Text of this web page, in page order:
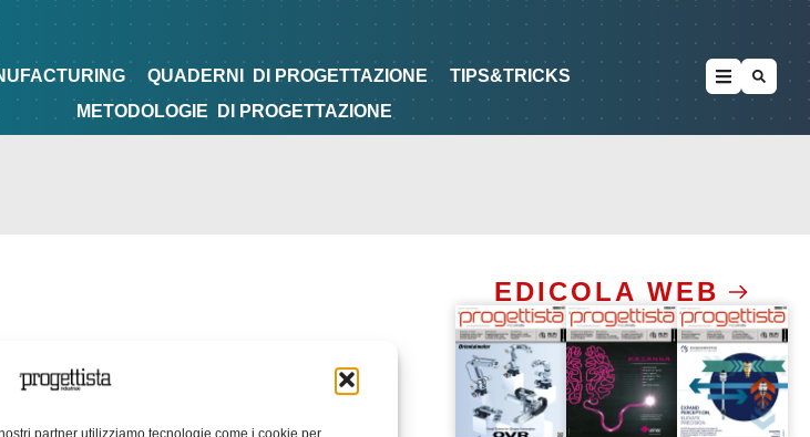
partner utilizziamo tecnologie come i cookie per
TIPS&TRICKS METODOLOGIE DI PROGETTAZIONE
QUADERNI DI PROGETTAZIONE
TIPS&TRICKS
METODOLOGIE
DI PROGETTAZIONE
EDICOLA WEB